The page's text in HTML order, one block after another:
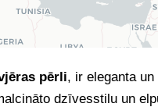
pērli, ir eleganta
dzīvesstilu un